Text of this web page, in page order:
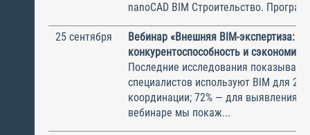
nanoCAD BIM Строительство.
25 сентября
Вебинар «Внешняя BIM-экспертиза:
конкурентоспособность и
Последние исследования
специалистов используют BIM для 2D/
координации; 72% — для выявления
вебинаре мы покаж...